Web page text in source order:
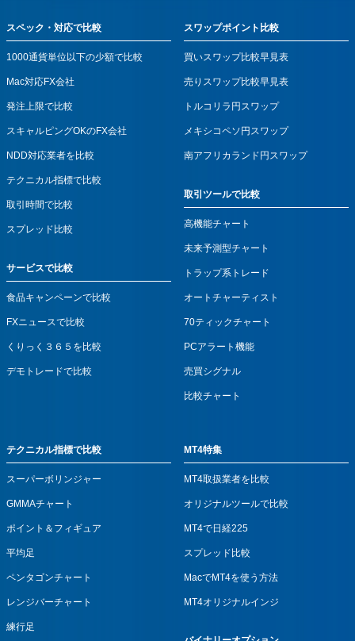
スペック・対応で比較
1000通貨単位以下の少額で比較
Mac対応FX会社
発注上限で比較
スキャルピングOKのFX会社
NDD対応業者を比較
テクニカル指標で比較
取引時間で比較
スプレッド比較
サービスで比較
食品キャンペーンで比較
FXニュースで比較
くりっく３６５を比較
デモトレードで比較
スワップポイント比較
買いスワップ比較早見表
売りスワップ比較早見表
トルコリラ円スワップ
メキシコペソ円スワップ
南アフリカランド円スワップ
取引ツールで比較
高機能チャート
未来予測型チャート
トラップ系トレード
オートチャーティスト
70ティックチャート
PCアラート機能
売買シグナル
比較チャート
テクニカル指標で比較
スーパーボリンジャー
GMMAチャート
ポイント＆フィギュア
平均足
ペンタゴンチャート
レンジバーチャート
練行足
MT4特集
MT4取扱業者を比較
オリジナルツールで比較
MT4で日経225
スプレッド比較
MacでMT4を使う方法
MT4オリジナルインジ